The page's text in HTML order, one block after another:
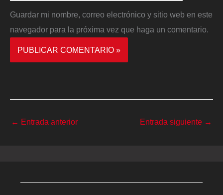
Guardar mi nombre, correo electrónico y sitio web en este
navegador para la próxima vez que haga un comentario.
← Entrada anterior Entrada siguiente →